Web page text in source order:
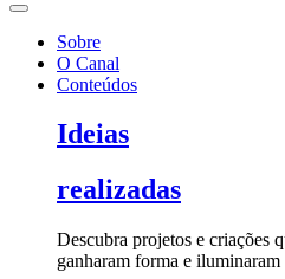
Sobre
O Canal
Conteúdos
Ideias
realizadas
Descubra projetos e criações
ganharam forma e